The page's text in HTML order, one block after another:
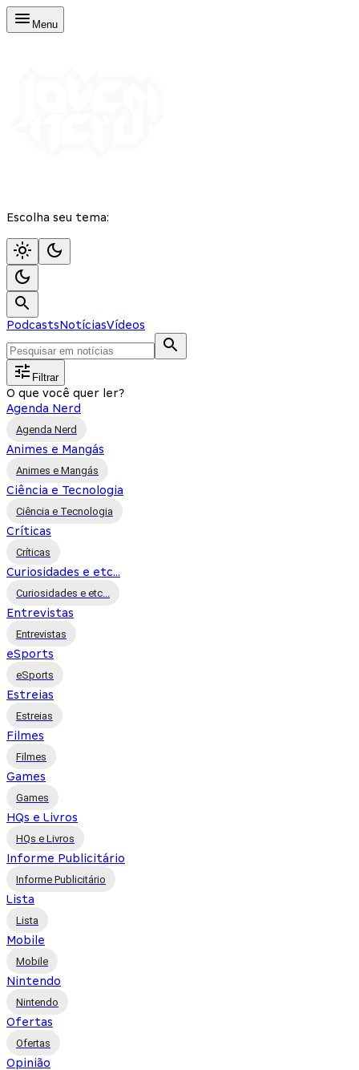
Menu
Escolha seu tema:
PodcastsNotíciasVídeos
Filtrar
O que você quer ler?
Agenda Nerd
Agenda Nerd
Animes e Mangás
Animes e Mangás
Ciência e Tecnologia
Ciência e Tecnologia
Críticas
Críticas
Curiosidades e etc...
Curiosidades e etc...
Entrevistas
Entrevistas
eSports
eSports
Estreias
Estreias
Filmes
Filmes
Games
Games
HQs e Livros
HQs e Livros
Informe Publicitário
Informe Publicitário
Lista
Lista
Mobile
Mobile
Nintendo
Nintendo
Ofertas
Ofertas
Opinião